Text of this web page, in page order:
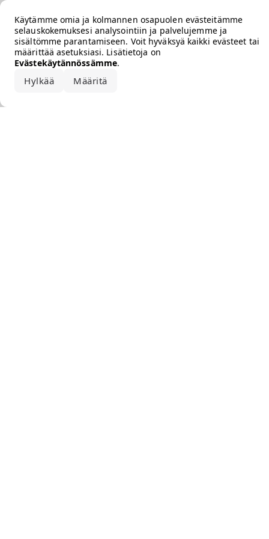
Käytämme omia ja kolmannen osapuolen evästeitämme
selauskokemuksesi analysointiin ja palvelujemme ja
sisältömme parantamiseen. Voit hyväksyä kaikki evästeet tai
määrittää asetuksiasi. Lisätietoja on
Evästekäytännössämme.
Hylkää Määritä
Error loading the brand